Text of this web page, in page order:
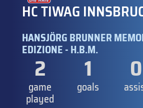
HC TIWAG
HANSJÖRG BRUNNER
EDIZIONE - H.B.M.
2
game
played
1
goals
0